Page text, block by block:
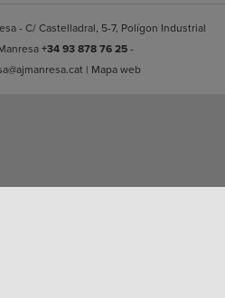
- C/ Castelladral, 5-7, Polígon Industrial
+34 93 878 76 25 -
| Mapa web